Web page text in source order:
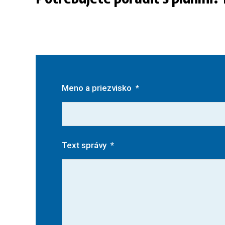
Meno a priezvisko *
Text správy *